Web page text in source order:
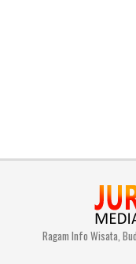
Ragam Info Wisata,